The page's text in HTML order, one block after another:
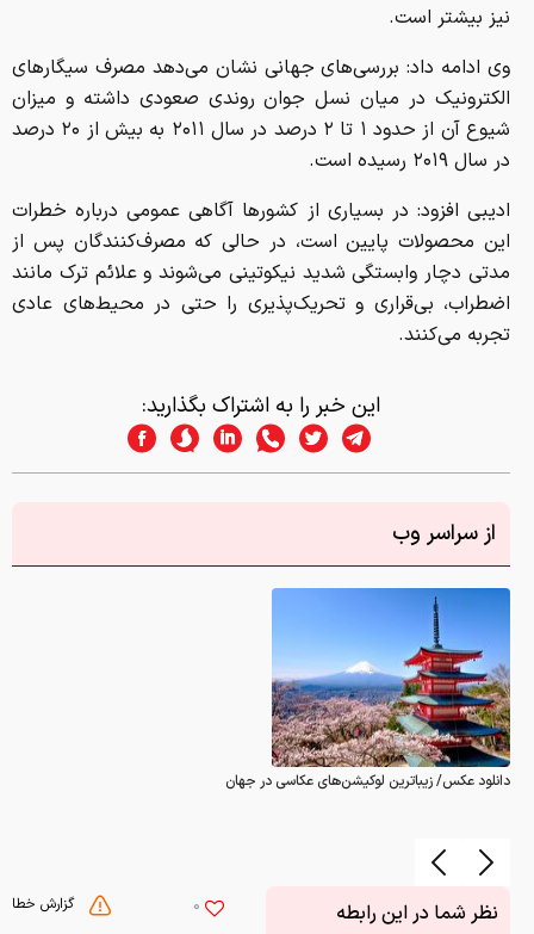
نیز بیشتر است.
وی ادامه داد: بررسی‌های جهانی نشان می‌دهد مصرف سیگارهای
الکترونیک در میان نسل جوان روندی صعودی داشته و میزان
شیوع آن از حدود ۱ تا ۲ درصد در سال ۲۰۱۱ به بیش از ۲۰ درصد
در سال ۲۰۱۹ رسیده است.
ادیبی افزود: در بسیاری از کشورها آگاهی عمومی درباره خطرات
این محصولات پایین است، در حالی که مصرف‌کنندگان پس از
مدتی دچار وابستگی شدید نیکوتینی می‌شوند و علائم ترک مانند
اضطراب، بی‌قراری و تحریک‌پذیری را حتی در محیط‌های عادی
تجربه می‌کنند.
این خبر را به اشتراک بگذارید:
از سراسر وب
دانلود عکس/ زیباترین لوکیشن‌های عکاسی در جهان
گزارش خطا 0
نظر شما در این رابطه